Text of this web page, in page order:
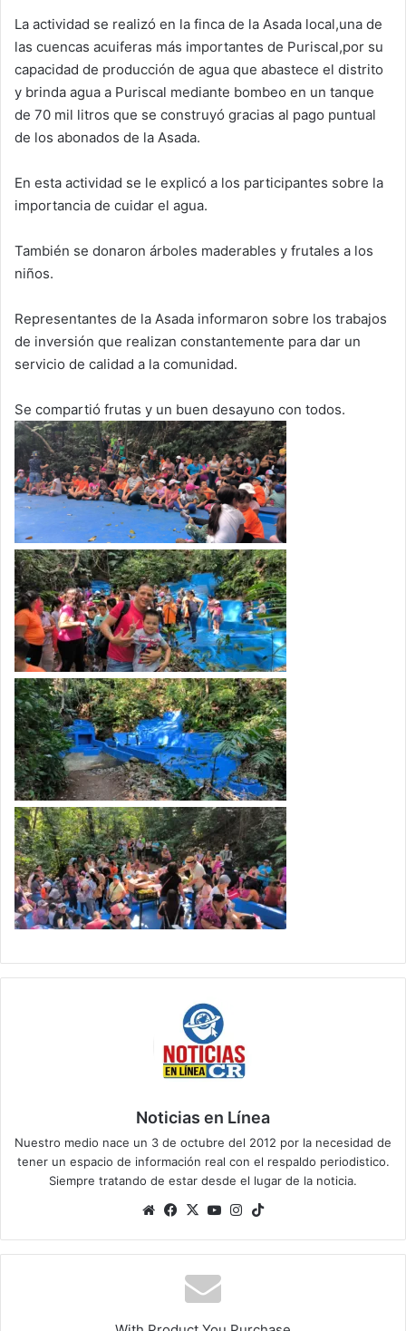
La actividad se realizó en la finca de la Asada local,una de
las cuencas acuiferas más importantes de Puriscal,por su
capacidad de producción de agua que abastece el distrito
y brinda agua a Puriscal mediante bombeo en un tanque
de 70 mil litros que se construyó gracias al pago puntual
de los abonados de la Asada.
En esta actividad se le explicó a los participantes sobre la
importancia de cuidar el agua.
También se donaron árboles maderables y frutales a los
niños.
Representantes de la Asada informaron sobre los trabajos
de inversión que realizan constantemente para dar un
servicio de calidad a la comunidad.
Se compartió frutas y un buen desayuno con todos.
Noticias en Línea
Nuestro medio nace un 3 de octubre del 2012 por la necesidad de
tener un espacio de información real con el respaldo periodistico.
Siempre tratando de estar desde el lugar de la noticia.
SitioFacebook
X YouTubeInstagram